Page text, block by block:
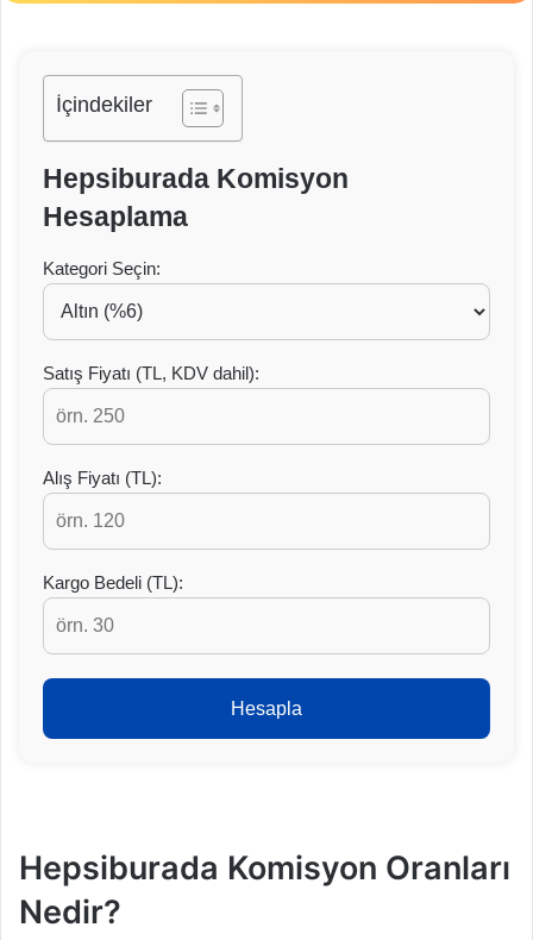
m
e
k
İçindekiler
Hepsiburada Komisyon
Hesaplama
Kategori Seçin:
Satış Fiyatı (TL, KDV dahil):
Alış Fiyatı (TL):
Kargo Bedeli (TL):
Hesapla
Hepsiburada Komisyon Oranları
Nedir?